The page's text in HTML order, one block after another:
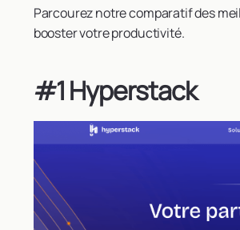
Parcourez notre comparatif des
booster votre productivité.
#1 Hyperstack